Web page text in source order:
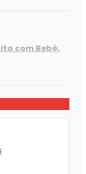
com Bebé,